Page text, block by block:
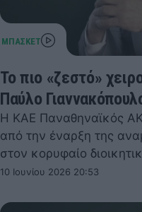
Το πιο «ζεστό»
Παύλο
Η ΚΑΕ Παναθηναϊκός
από την έναρξη της
στον κορυφαίο
10 Ιουνίου 2026 20:53